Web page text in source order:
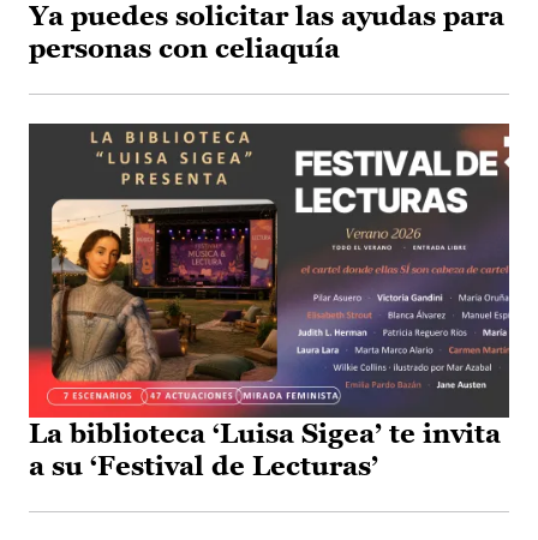
Ya puedes solicitar las ayudas para
personas con celiaquía
La biblioteca ‘Luisa Sigea’ te invita
a su ‘Festival de Lecturas’